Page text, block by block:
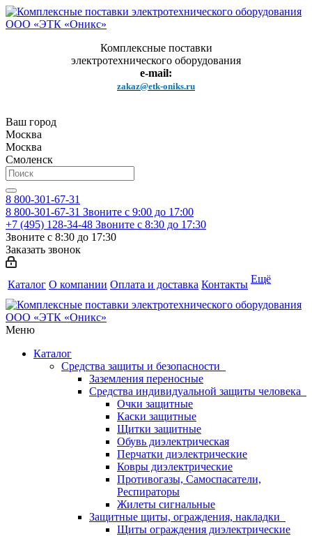
Комплексные поставки
электротехнического оборудования
e-mail:
zakaz@etk-oniks.ru
Ваш город
Москва
Москва
Смоленск
8 800-301-67-31
8 800-301-67-31 Звоните с 9:00 до 17:00
+7 (495) 128-34-48 Звоните с 8:30 до 17:30
Звоните с 8:30 до 17:30
Заказать звонок
Каталог О компании Оплата и доставка Контакты Ещё
Меню
Каталог
Средства защиты и безопасности
Заземления переносные
Средства индивидуальной защиты человека
Очки защитные
Каски защитные
Щитки защитные
Обувь диэлектрическая
Перчатки диэлектрические
Ковры диэлектрические
Противогазы, Самоспасатели,
Респираторы
Жилеты сигнальные
Защитные щиты, ограждения, накладки
Щиты ограждения диэлектрические